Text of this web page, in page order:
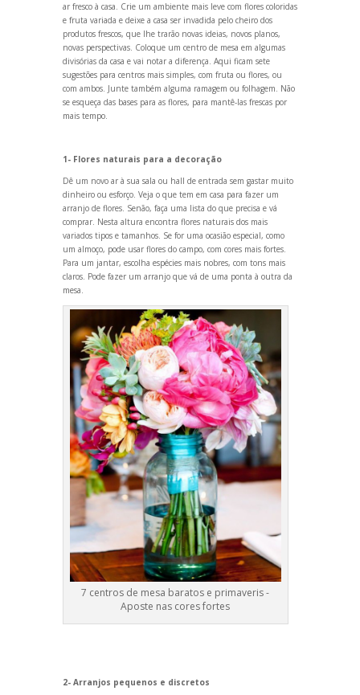
ar fresco à casa. Crie um ambiente mais leve com flores coloridas
e fruta variada e deixe a casa ser invadida pelo cheiro dos
produtos frescos, que lhe trarão novas ideias, novos planos,
novas perspectivas. Coloque um centro de mesa em algumas
divisórias da casa e vai notar a diferença. Aqui ficam sete
sugestões para centros mais simples, com fruta ou flores, ou
com ambos. Junte também alguma ramagem ou folhagem. Não
se esqueça das bases para as flores, para mantê-las frescas por
mais tempo.
1- Flores naturais para a decoração
Dê um novo ar à sua sala ou hall de entrada sem gastar muito
dinheiro ou esforço. Veja o que tem em casa para fazer um
arranjo de flores. Senão, faça uma lista do que precisa e vá
comprar. Nesta altura encontra flores naturais dos mais
variados tipos e tamanhos. Se for uma ocasião especial, como
um almoço, pode usar flores do campo, com cores mais fortes.
Para um jantar, escolha espécies mais nobres, com tons mais
claros. Pode fazer um arranjo que vá de uma ponta à outra da
mesa.
7 centros de mesa baratos e primaveris -
Aposte nas cores fortes
2- Arranjos pequenos e discretos